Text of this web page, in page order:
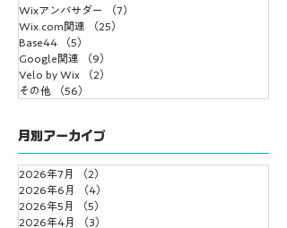
Wixアンバサダー
（7）
Wix.com関連
（25）
Base44
（5）
Google関連
（9）
Velo by Wix
（2）
その他
（56）
月別アーカイブ
2026年7月 （2）
2026年6月
（4）
2026年5月
（5）
2026年4月
（3）